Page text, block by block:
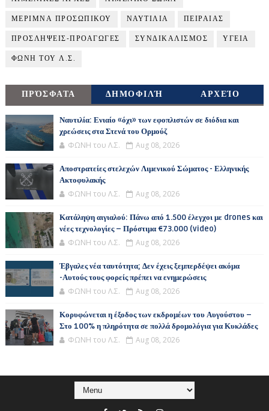
ΜΕΡΙΜΝΑ ΠΡΟΣΩΠΙΚΟΥ ΝΑΥΤΙΛΙΑ ΠΕΙΡΑΙΑΣ
ΠΡΟΣΛΗΨΕΙΣ-ΠΡΟΑΓΩΓΕΣ ΣΥΝΔΙΚΑΛΙΣΜΟΣ ΥΓΕΙΑ
ΦΩΝΗ ΤΟΥ Λ.Σ.
ΠΡΌΣΦΑΤΑ ΔΗΜΟΦΙΛΉ ΑΡΧΕΊΟ
Ναυτιλία: Ενιαίο «όχι» των εφοπλιστών σε διόδια και
χρεώσεις στα Στενά του Ορμούζ
ΦΩΝΗ του Λ.Σ. Aug 08, 2026
Αποστρατείες στελεχών Λιμενικού Σώματος - Ελληνικής
Ακτοφυλακής
ΦΩΝΗ του Λ.Σ. Aug 08, 2026
Κατάληψη αιγιαλού: Πάνω από 1.500 έλεγχοι με drones και
νέες τεχνολογίες – Πρόστιμα €73.000 (video)
ΦΩΝΗ του Λ.Σ. Aug 08, 2026
Έβγαλες νέα ταυτότητα; Δεν έχεις ξεμπερδέψει ακόμα
-Αυτούς τους φορείς πρέπει να ενημερώσεις
ΦΩΝΗ του Λ.Σ. Aug 08, 2026
Κορυφώνεται η έξοδος των εκδρομέων του Αυγούστου –
Στο 100% η πληρότητα σε πολλά δρομολόγια για Κυκλάδες
ΦΩΝΗ του Λ.Σ. Aug 08, 2026